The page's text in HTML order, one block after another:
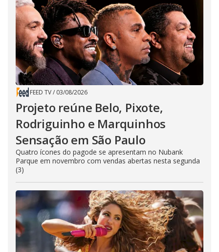
FEED TV/ 03/08/2026
Projeto reúne Belo, Pixote,
Rodriguinho e Marquinhos
Sensação em São Paulo
Quatro ícones do pagode se apresentam no Nubank
Parque em novembro com vendas abertas nesta segunda
(3)